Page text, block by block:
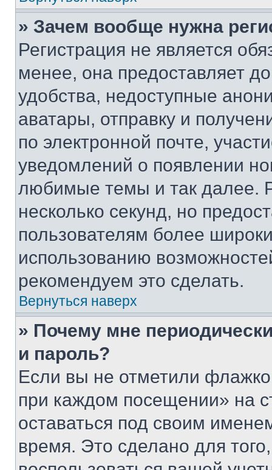
» Зачем вообще нужна
Регистрация не является
менее, она предоставляет
удобства, недоступные
аватары, отправку и
по электронной почте,
уведомлений о появлении
любимые темы и так далее.
несколько секунд, но
пользователям более
использованию
рекомендуем это сделать.
Вернуться наверх
» Почему мне
и пароль?
Если вы не отметили
при каждом посещении» на
оставаться под своим
время. Это сделано для